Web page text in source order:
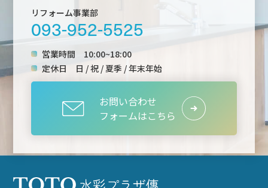
リフォーム事業部
093-952-5525
営業時間 10:00~18:00
定休日
日 / 祝 / 夏季 / 年末年始
お問い合わせ
フォームはこちら